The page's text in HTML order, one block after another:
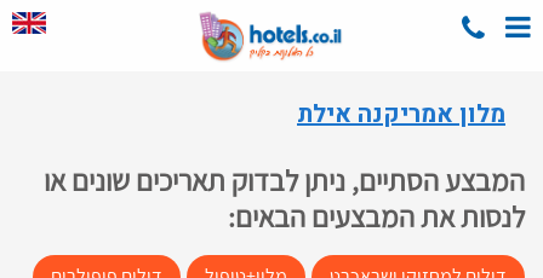
מלון אמריקנה אילת
המבצע הסתיים, ניתן לבדוק תאריכים שונים או
לנסות את המבצעים הבאים: